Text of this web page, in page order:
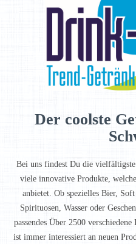
Der coolste
Bei uns findest Du die
viele innovative Produkte,
anbietet. Ob spezielles Bier,
Spirituosen, Wasser oder
passendes Über 2500
ist immer interessiert an neuen